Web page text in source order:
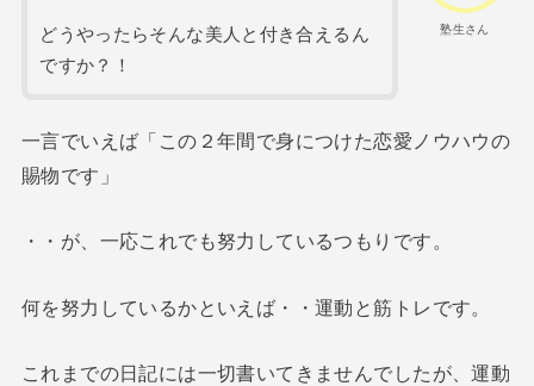
塾生さん
どうやったらそんな美人と付き合えるん
ですか？！
一言でいえば「この２年間で身につけた恋愛ノウハウの
賜物です」
・・が、一応これでも努力しているつもりです。
何を努力しているかといえば・・運動と筋トレです。
これまでの日記には一切書いてきませんでしたが、運動